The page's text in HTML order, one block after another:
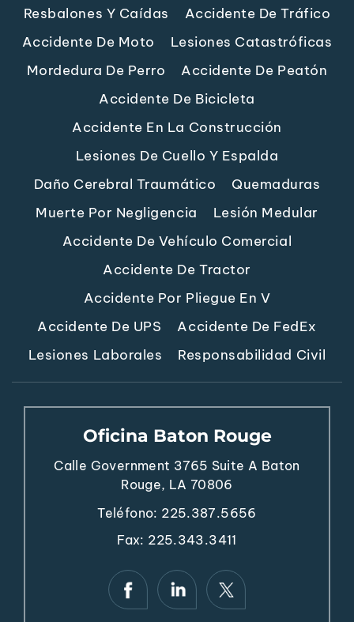
Resbalones Y Caídas
Accidente De Tráfico
Accidente De Moto
Lesiones Catastróficas
Mordedura De Perro
Accidente De Peatón
Accidente De Bicicleta
Accidente En La Construcción
Lesiones De Cuello Y Espalda
Daño Cerebral Traumático
Quemaduras
Muerte Por Negligencia
Lesión Medular
Accidente De Vehículo Comercial
Accidente De Tractor
Accidente Por Pliegue En V
Accidente De UPS
Accidente De FedEx
Lesiones Laborales
Responsabilidad Civil
Oficina Baton Rouge
Calle Government 3765 Suite A Baton
Rouge, LA 70806
Teléfono: 225.387.5656
Fax: 225.343.3411